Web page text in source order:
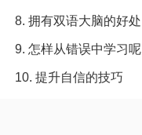
8. 拥有双语大脑的好处
9. 怎样从错误中学习呢
10. 提升自信的技巧